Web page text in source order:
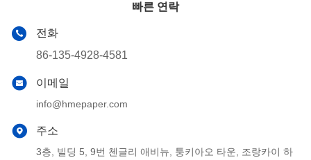
빠른 연락
전화
86-135-4928-4581
이메일
info@hmepaper.com
주소
3층, 빌딩 5, 9번 첸글리 애비뉴, 퉁키아오 타운, 조랑카이 하